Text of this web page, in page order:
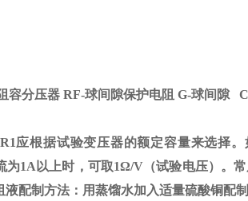
容分压器 RF-球间隙保护电阻 G-球间隙
R1应根据试验变压器的额定容量来选择
为1A 以上时，可取1Ω/V（试验电压）。
配制方法：用蒸馏水加入适量硫酸铜配